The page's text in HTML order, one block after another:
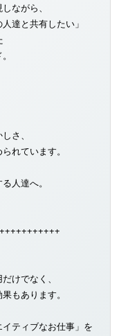
ながら、
達と共有したい」
さ、
れています。
人達へ。
けでなく、
もあります。
ティブなお仕事」を